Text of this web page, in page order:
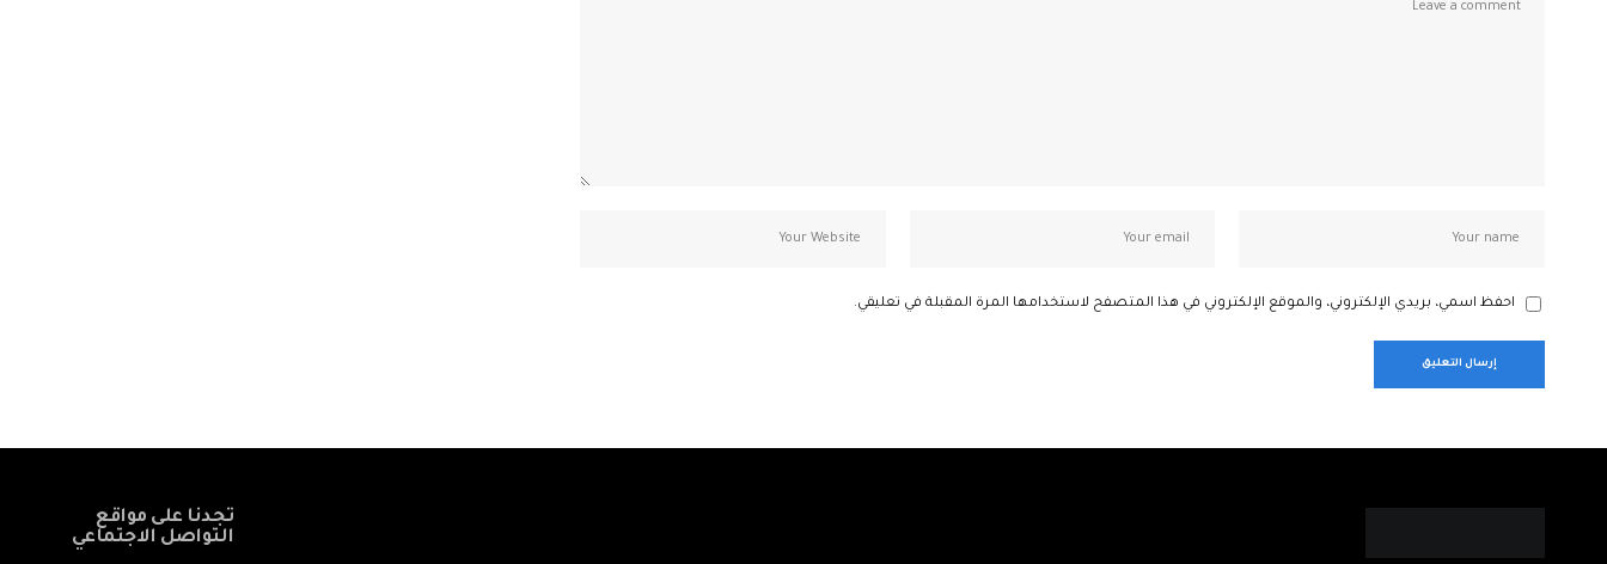
احفظ اسمي، بريدي الإلكتروني، والموقع الإلكتروني في هذا المتصفح لاستخدامها المرة المقبلة في تعليقي.
تجدنا على مواقع
التواصل الاجتماعي